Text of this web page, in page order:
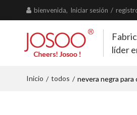
bienvenida, Iniciar sesión /
líder
Inicio / todos / nevera negra para